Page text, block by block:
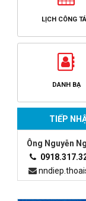
LỊCH CÔNG
DANH BẠ
TIẾP
Ông Nguyễn